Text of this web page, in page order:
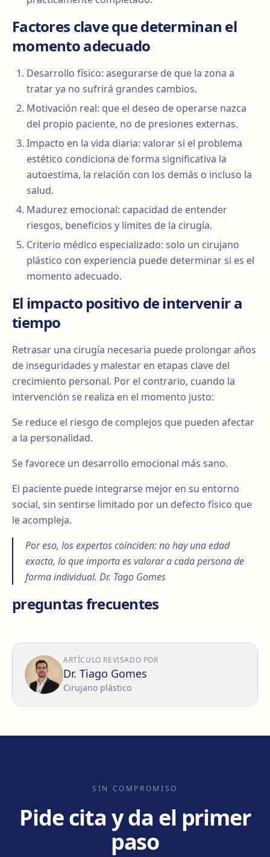
Factores clave que determinan el
momento adecuado
Desarrollo físico: asegurarse de que la zona a
tratar ya no sufrirá grandes cambios.
Motivación real: que el deseo de operarse nazca
del propio paciente, no de presiones externas.
Impacto en la vida diaria: valorar si el problema
estético condiciona de forma significativa la
autoestima, la relación con los demás o incluso la
salud.
Madurez emocional: capacidad de entender
riesgos, beneficios y límites de la cirugía.
Criterio médico especializado: solo un cirujano
plástico con experiencia puede determinar si es el
momento adecuado.
El impacto positivo de intervenir a
tiempo
Retrasar una cirugía necesaria puede prolongar años
de inseguridades y malestar en etapas clave del
crecimiento personal. Por el contrario, cuando la
intervención se realiza en el momento justo:
Se reduce el riesgo de complejos que pueden afectar
a la personalidad.
Se favorece un desarrollo emocional más sano.
El paciente puede integrarse mejor en su entorno
social, sin sentirse limitado por un defecto físico que
le acompleja.
Por eso, los expertos coinciden: no hay una edad
exacta, lo que importa es valorar a cada persona de
forma individual. Dr. Tago Gomes
preguntas frecuentes
ARTÍCULO REVISADO POR
Dr. Tiago Gomes
Cirujano plástico
SIN COMPROMISO
Pide cita y da el primer
paso